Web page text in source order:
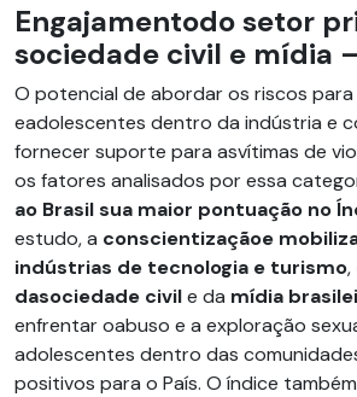
Engajamentodo setor
sociedade civil e mídia
O potencial de abordar os riscos para
eadolescentes dentro da indústria e
fornecer suporte para asvítimas de
os fatores analisados por essa
ao Brasil sua maior pontuação no
estudo, a conscientizaçãoe
indústrias de tecnologia e turismo,
dasociedade civile da mídia
enfrentar oabuso e a exploração
adolescentes dentro das
positivos para o País. O índice